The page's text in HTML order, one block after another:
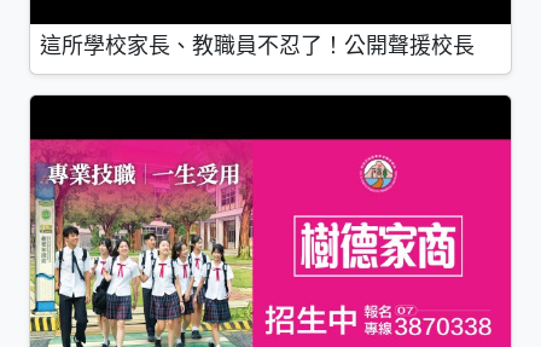
這所學校家長、教職員不忍了！公開聲援校長